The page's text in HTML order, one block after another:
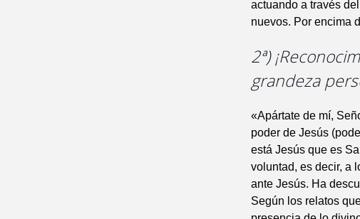
actuando a través
nuevos. Por encima
2ª)
grandeza
«Apártate de mí,
poder de Jesús
está Jesús que es
voluntad, es decir, a
ante Jesús. Ha
Según los relatos